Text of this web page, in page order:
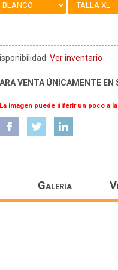
Ver inventario
VENTA ÚNICAMENTE
imagen puede diferir un poco a
Galería